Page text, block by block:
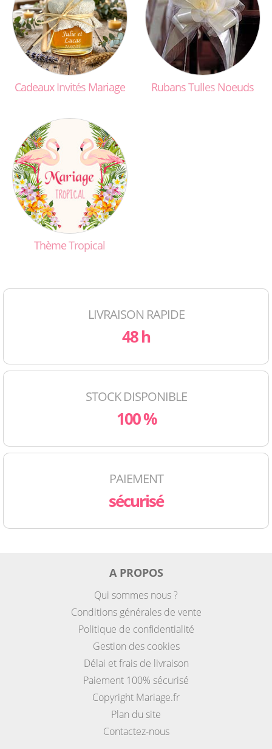
CadeauxInvitésMariage RubansTulles Noeuds
ThèmeTropical
LIVRAISON RAPIDE
48 h
STOCK DISPONIBLE
100 %
PAIEMENT
sécurisé
A PROPOS
Qui sommes nous ?
Conditions générales de vente
Politique de confidentialité
Gestion des cookies
Délai et frais de livraison
Paiement 100% sécurisé
Copyright Mariage.fr
Plan du site
Contactez-nous